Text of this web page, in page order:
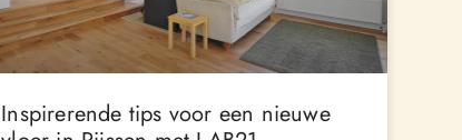
Inspirerende tips voor een nieuwe